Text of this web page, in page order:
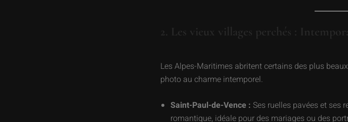
2. Les vieux villages perchés :
Les Alpes-Maritimes abritent certains des plus
photo au charme intemporel.
Saint-Paul-de-Vence : Ses ruelles pavées et ses
romantique, idéale pour des mariages ou des